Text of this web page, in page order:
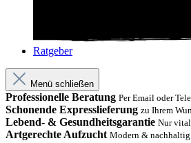
Ratgeber
Menü schließen
Professionelle Beratung Per Email oder
Schonende Expresslieferung zu Ihrem
Lebend- & Gesundheitsgarantie Nur
Artgerechte Aufzucht Modern & nachhaltig